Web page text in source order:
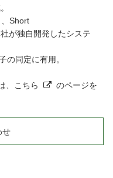
Short
が独自開発したシステ
の同定に有用。
こちら
のページを
せ